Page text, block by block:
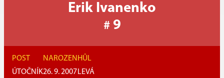
Erik Ivanenko
# 9
POST
ÚTOČNÍK
NAROZEN
26. 9. 2007
HŮL
LEVÁ